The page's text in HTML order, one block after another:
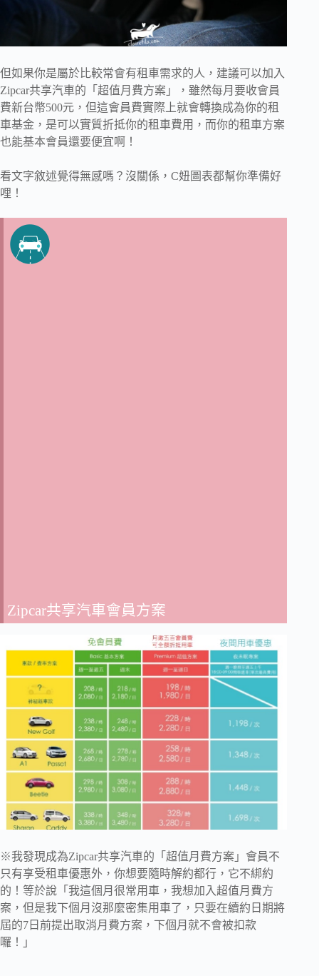
但如果你是屬於比較常會有租車需求的人，建議可以加入
Zipcar共享汽車的「超值月費方案」，雖然每月要收會員
費新台幣500元，但這會員費實際上就會轉換成為你的租
車基金，是可以實質折抵你的租車費用，而你的租車方案
也能基本會員還要便宜啊！
看文字敘述覺得無感嗎？沒關係，C妞圖表都幫你準備好
哩！
Zipcar共享汽車會員方案
※我發現成為Zipcar共享汽車的「超值月費方案」會員不
只有享受租車優惠外，你想要隨時解約都行，它不綁約
的！等於說「我這個月很常用車，我想加入超值月費方
案，但是我下個月沒那麼密集用車了，只要在續約日期將
屆的7日前提出取消月費方案，下個月就不會被扣款
囉！」